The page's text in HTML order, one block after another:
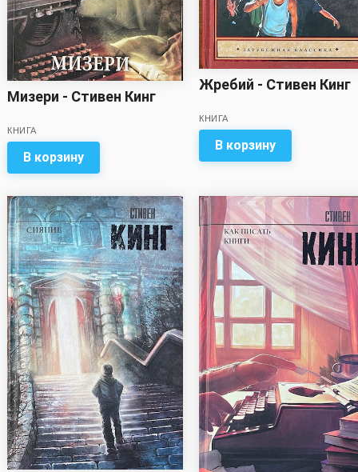
Мизери - Стивен Кинг
КНИГА
В корзину
Жребий - Стивен Кинг
КНИГА
В корзину